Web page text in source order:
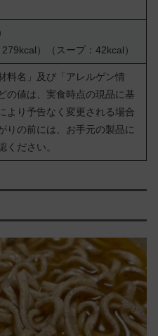
）（スープ：42kcal）
料名」及び「アレルゲン情
の値は、実食時点の現品に基
より予告なく変更される場合
りの前には、お手元の製品に
ください。